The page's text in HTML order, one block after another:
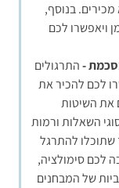
בנוסף,
ויאפשרו לכם
-התרגולים
לכם להכיר את
את השיטות
השאלות ורמות
שתוכלו להתרגל
לכם סימולציה,
של המבחנים